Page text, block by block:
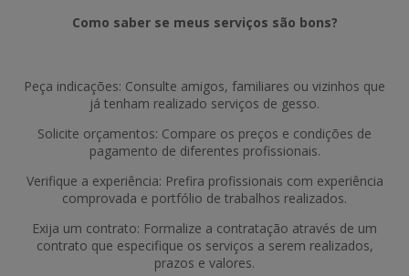
Como saber se meus serviços são bons?
Peça indicações: Consulte amigos, familiares ou vizinhos que
já tenham realizado serviços de gesso.
Solicite orçamentos: Compare os preços e condições de
pagamento de diferentes profissionais.
Verifique a experiência: Prefira profissionais com experiência
comprovada e portfólio de trabalhos realizados.
Exija um contrato: Formalize a contratação através de um
contrato que especifique os serviços a serem realizados,
prazos e valores.